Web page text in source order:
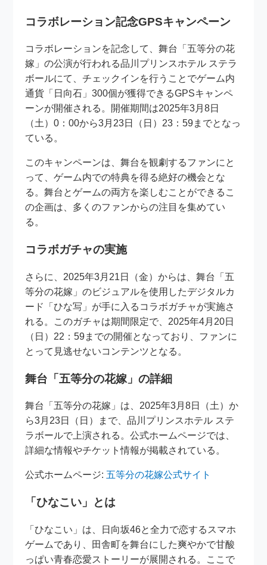
コラボレーション記念GPSキャンペーン
コラボレーションを記念して、舞台「五等分の花
嫁」の公演が行われる品川プリンスホテル ステラ
ボールにて、チェックインを行うことでゲーム内
通貨「日向石」300個が獲得できるGPSキャンペ
ーンが開催される。開催期間は2025年3月8日
（土）0：00から3月23日（日）23：59までとなっ
ている。
このキャンペーンは、舞台を観劇するファンにと
って、ゲーム内での特典を得る絶好の機会とな
る。舞台とゲームの両方を楽しむことができるこ
の企画は、多くのファンからの注目を集めてい
る。
コラボガチャの実施
さらに、2025年3月21日（金）からは、舞台「五
等分の花嫁」のビジュアルを使用したデジタルカ
ード「ひな写」が手に入るコラボガチャが実施さ
れる。このガチャは期間限定で、2025年4月20日
（日）22：59までの開催となっており、ファンに
とって見逃せないコンテンツとなる。
舞台「五等分の花嫁」の詳細
舞台「五等分の花嫁」は、2025年3月8日（土）か
ら3月23日（日）まで、品川プリンスホテル ステ
ラボールで上演される。公式ホームページでは、
詳細な情報やチケット情報が掲載されている。
公式ホームページ: 五等分の花嫁公式サイト
「ひなこい」とは
「ひなこい」は、日向坂46と全力で恋するスマホ
ゲームであり、田舎町を舞台にした爽やかで甘酸
っぱい青春恋愛ストーリーが展開される。ここで